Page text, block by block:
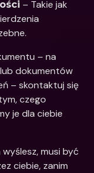
– Takie jak
– na
dokumentów
– skontaktuj się
czego
je dla ciebie
musi być
ciebie, zanim